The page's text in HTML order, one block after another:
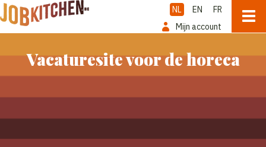
NL EN
FR
Mijn account
Vacaturesite voor de horeca